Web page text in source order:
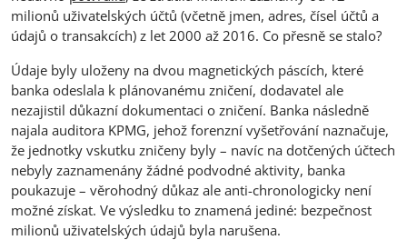
milionů uživatelských účtů (včetně jmen, adres, čísel účtů a
údajů o transakcích) z let 2000 až 2016. Co přesně se stalo?
Údaje byly uloženy na dvou magnetických páscích, které
banka odeslala k plánovanému zničení, dodavatel ale
nezajistil důkazní dokumentaci o zničení. Banka následně
najala auditora KPMG, jehož forenzní vyšetřování naznačuje,
že jednotky vskutku zničeny byly – navíc na dotčených účtech
nebyly zaznamenány žádné podvodné aktivity, banka
poukazuje – věrohodný důkaz ale anti-chronologicky není
možné získat. Ve výsledku to znamená jediné: bezpečnost
milionů uživatelských údajů byla narušena.